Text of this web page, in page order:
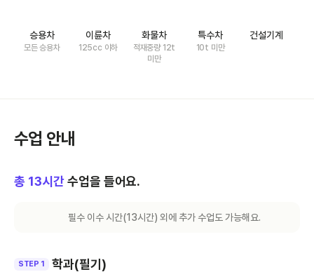
승용차
모든 승용차
이륜차
125cc 이하
화물차
적재중량 12t
미만
특수차
10t 미만
건설기계
수업 안내
총 13시간 수업을 들어요.
필수 이수 시간(13시간) 외에 추가 수업도 가능해요.
STEP 1 학과(필기)